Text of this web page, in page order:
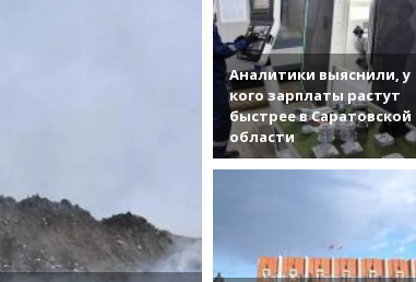
Аналитики выяснили, у
кого зарплаты растут
быстрее в Саратовской
области